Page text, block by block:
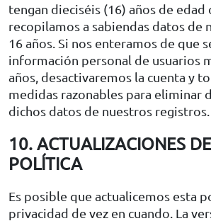
tengan dieciséis (16) años de edad
recopilamos a sabiendas datos de
16 años. Si nos enteramos de que
información personal de usuarios
años, desactivaremos la cuenta y
medidas razonables para eliminar
dichos datos de nuestros registros.
10. ACTUALIZACIONES
POLÍTICA
Es posible que actualicemos esta
privacidad de vez en cuando. La